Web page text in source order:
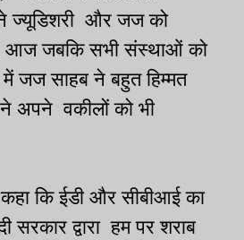
ज्यूडिशरी और जज को
आज जबकि सभी संस्थाओं को
में जज साहब ने बहुत हिम्मत
अपने वकीलों को भी
कि ईडी और सीबीआई का
सरकार द्वारा हम पर शराब